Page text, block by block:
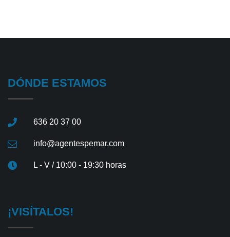
DÓNDE ESTAMOS
636 20 37 00
info@agentespemar.com
L - V / 10:00 - 19:30 horas
¡VISÍTALOS!